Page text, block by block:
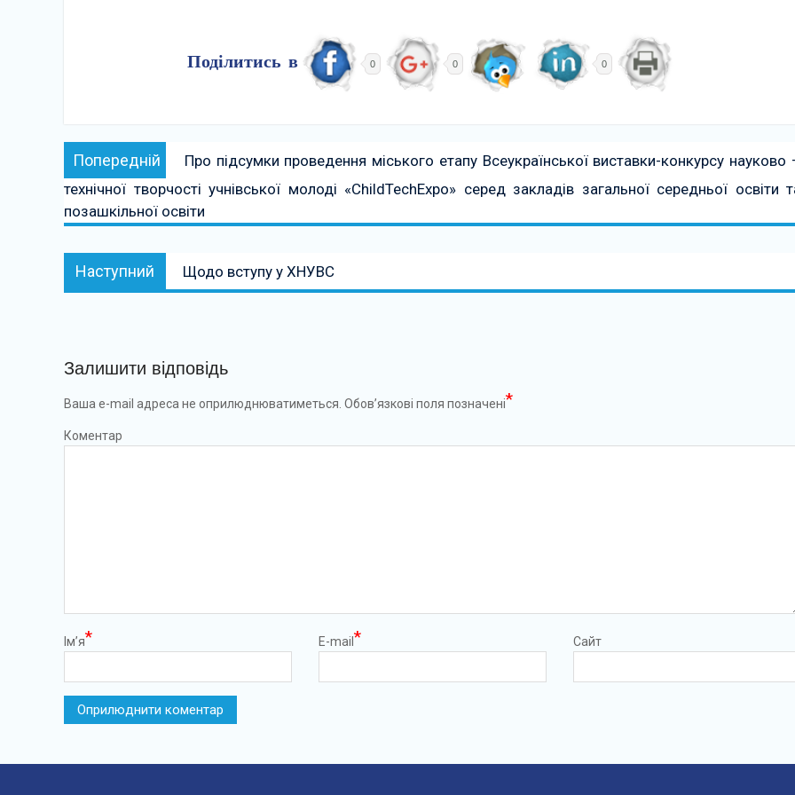
Поділитись в 0 0 0
Навігація
записів
Попередній Попередній:
Про підсумки проведення міського етапу Всеукраїнської виставки-конкурсу науково
технічної творчості учнівської молоді «ChildTechEхpo» серед закладів загальної середньої освіти
позашкільної освіти
Наступний Наступний:
Щодо вступу у ХНУВС
Залишити відповідь
Ваша e-mail адреса не оприлюднюватиметься. Обов’язкові поля позначені*
Коментар
Ім’я* E-mail * Сайт